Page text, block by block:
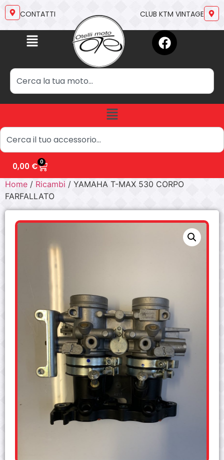
CONTATTI CLUB KTM VINTAGE
0,00 € 0
Home / Ricambi / YAMAHA T-MAX 530 CORPO
FARFALLATO